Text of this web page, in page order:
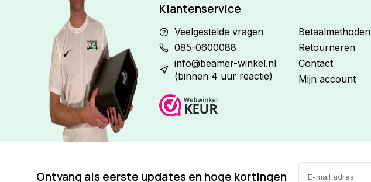
Klantenservice
Veelgestelde vragen
085-0600088
info@beamer-winkel.nl
(binnen 4 uur reactie)
Betaalmethoden
Retourneren
Contact
Mijn account
Ontvang als eerste updates en hoge kortingen